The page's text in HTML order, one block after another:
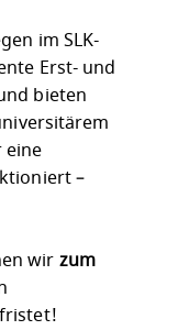
im SLK-
Erst- und
bieten
eine
–
wir zum